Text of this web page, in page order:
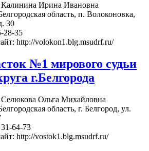
Ирина Ивановна
область, п. Волоконовка,
30
28-35
http://volokon1.blg.msudrf.ru/
№1 мирового судьи
г.Белгорода
Ольга Михайловна
область, г. Белгород, ул.
64-73
http://vostok1.blg.msudrf.ru/